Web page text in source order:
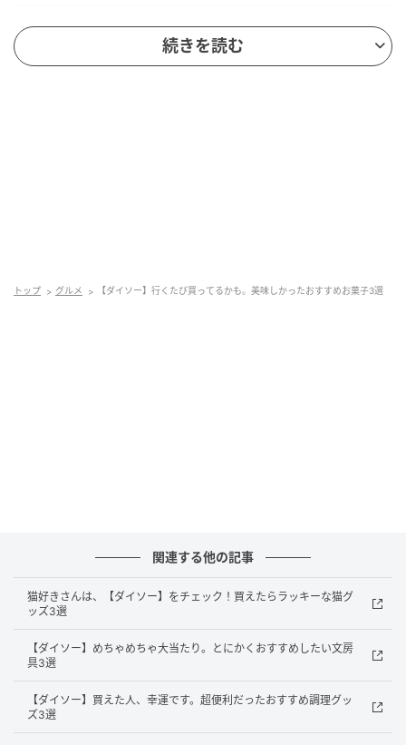
続きを読む
トップ グルメ 【ダイソー】行くたび買ってるかも。美味しかったおすすめお菓子3選
関連する他の記事
猫好きさんは、【ダイソー】をチェック！買えたらラッキーな猫グ
ッズ3選
【ダイソー】めちゃめちゃ大当たり。とにかくおすすめしたい文房
具3選
【ダイソー】買えた人、幸運です。超便利だったおすすめ調理グッ
ズ3選